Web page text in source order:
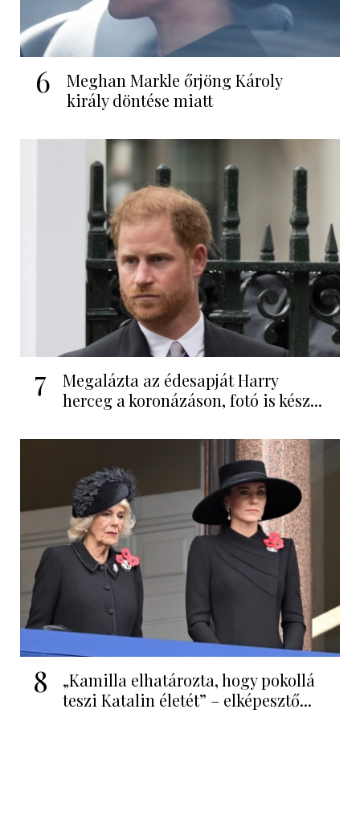
6
Meghan Markle őrjöng Károly
király döntése miatt
7
Megalázta az édesapját Harry
herceg a koronázáson, fotó is kész...
8
„Kamilla elhatározta, hogy pokollá
teszi Katalin életét” – elképesztő...